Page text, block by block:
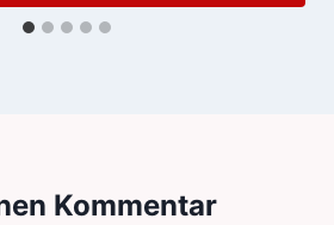
Kommentar